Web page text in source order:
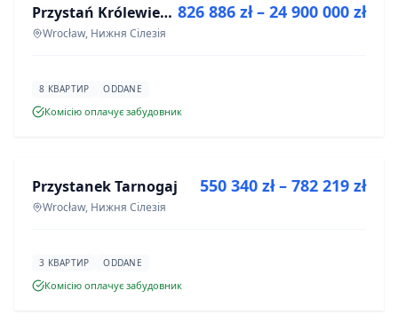
ІНВЕСТИЦІЯ Przystań Królewiecka III- lokale usługowe
Wrocław, Нижня Сілезія
826 886 zł – 24 900 000 zł
8 КВАРТИР ODDANE
Комісію оплачує забудовник
ІНВЕСТИЦІЯ
Przystanek Tarnogaj
Wrocław, Нижня Сілезія
550 340 zł – 782 219 zł
3 КВАРТИР ODDANE
Комісію оплачує забудовник